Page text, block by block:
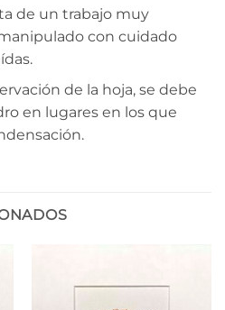
de un trabajo muy
con cuidado
de la hoja, se debe
en lugares en los que